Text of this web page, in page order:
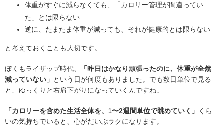
体重がすぐに減らなくても、「カロリー管理が間違ってい
た」とは限らない
逆に、たまたま体重が減っても、それが健康的とは限らない
と考えておくことも大切です。
ぼくもライザップ時代、
「昨日はかなり頑張ったのに、体重が全然
減っていない」 という日が何度もありました。でも数日単位で見る
と、ゆっくりと右肩下がりになっていくんですね。
「カロリーを含めた生活全体を、1〜2週間単位で眺めていく」
くら
いの気持ちでいると、心がだいぶラクになります。